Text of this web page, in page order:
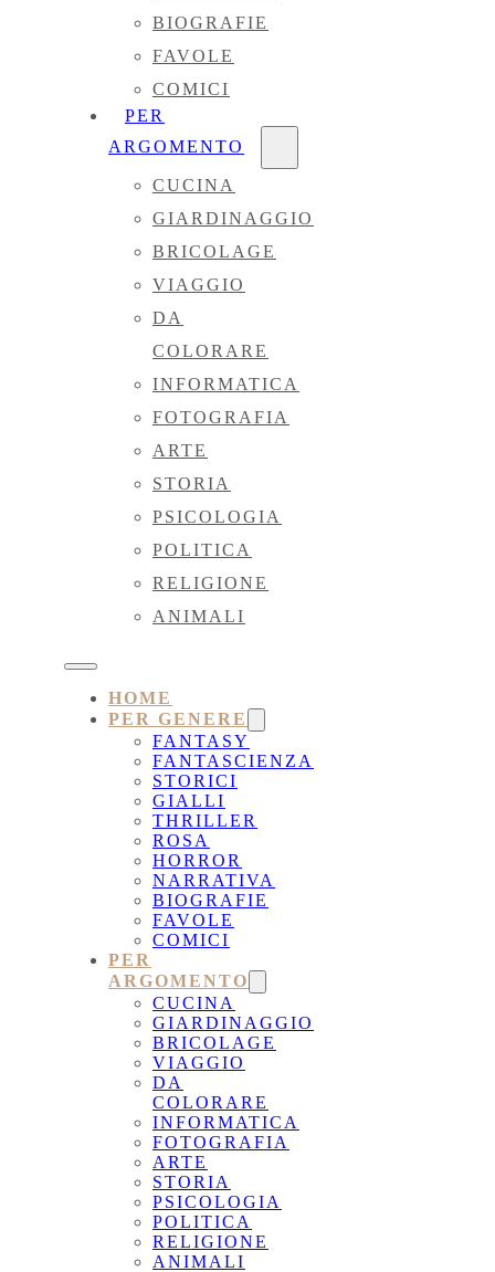
BIOGRAFIE
FAVOLE
COMICI
PER
ARGOMENTO
CUCINA
GIARDINAGGIO
BRICOLAGE
VIAGGIO
DA
COLORARE
INFORMATICA
FOTOGRAFIA
ARTE
STORIA
PSICOLOGIA
POLITICA
RELIGIONE
ANIMALI
HOME
PER GENERE
FANTASY
FANTASCIENZA
STORICI
GIALLI
THRILLER
ROSA
HORROR
NARRATIVA
BIOGRAFIE
FAVOLE
COMICI
PER
ARGOMENTO
CUCINA
GIARDINAGGIO
BRICOLAGE
VIAGGIO
DA
COLORARE
INFORMATICA
FOTOGRAFIA
ARTE
STORIA
PSICOLOGIA
POLITICA
RELIGIONE
ANIMALI